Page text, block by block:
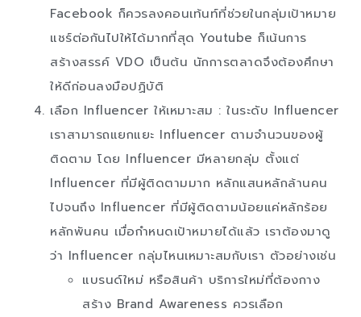
Facebook ก็ควรลงคอนเท้นท์ที่ช่วยในกลุ่มเป้าหมาย
แชร์ต่อกันไปให้ได้มากที่สุด Youtube ก็เน้นการ
สร้างสรรค์ VDO เป็นต้น นักการตลาดจึงต้องศึกษา
ให้ดีก่อนลงมือปฏิบัติ
เลือก Influencer ให้เหมาะสม : ในระดับ Influencer
เราสามารถแยกแยะ Influencer ตามจำนวนของผู้
ติดตาม โดย Influencer มีหลายกลุ่ม ตั้งแต่
Influencer ที่มีผู้ติดตามมาก หลักแสนหลักล้านคน
ไปจนถึง Influencer ที่มีผู้ติดตามน้อยแค่หลักร้อย
หลักพันคน เมื่อกำหนดเป้าหมายได้แล้ว เราต้องมาดู
ว่า Influencer กลุ่มไหนเหมาะสมกับเรา ตัวอย่างเช่น
แบรนด์ใหม่ หรือสินค้า บริการใหม่ที่ต้องกาง
สร้าง Brand Awareness ควรเลือก